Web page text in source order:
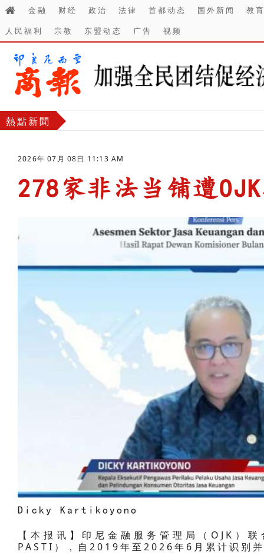
金融 财经 政治 法律 首都动态 国外新闻
教
人民福利
宗教 东盟动态 广告 视频
熱點新聞
2026年 07月 08日 11:13 AM
278家非法当铺遭
Dicky Kartikoyono
【本报讯】印尼金融服务管理局（OJK）
PASTI），自2019年至2026年6月累计识别